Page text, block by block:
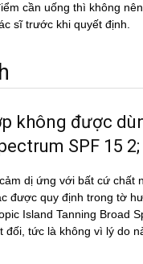
cần uống thì không
sĩ trước khi quyết định.
không được
SPF 15
dị ứng với bất cứ chất
được quy định trong tờ
Island Tanning Broad
đối, tức là không vì lý do